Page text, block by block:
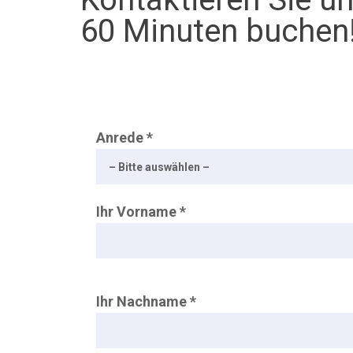
60 Minuten
Anrede *
Ihr Vorname *
Ihr Nachname *